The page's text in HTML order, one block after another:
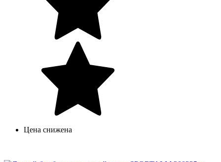
Цена снижена